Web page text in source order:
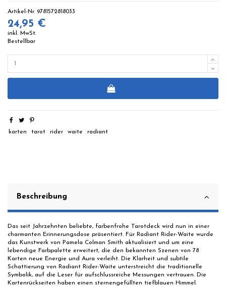
Artikel-Nr. 9781572818033
24,95 €
inkl. MwSt.
Bestellbar
karten tarot rider waite radiant
Beschreibung
Das seit Jahrzehnten beliebte, farbenfrohe Tarotdeck wird nun in einer
charmanten Erinnerungsdose präsentiert. Für Radiant Rider-Waite wurde
das Kunstwerk von Pamela Colman Smith aktualisiert und um eine
lebendige Farbpalette erweitert, die den bekannten Szenen von 78
Karten neue Energie und Aura verleiht. Die Klarheit und subtile
Schattierung von Radiant Rider-Waite unterstreicht die traditionelle
Symbolik, auf die Leser für aufschlussreiche Messungen vertrauen. Die
Kartenrückseiten haben einen sternengefüllten tiefblauen Himmel.